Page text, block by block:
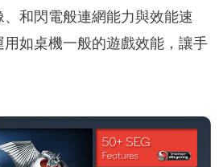
和閃電般連網能力與效能速
如桌機一般的遊戲效能，讓手